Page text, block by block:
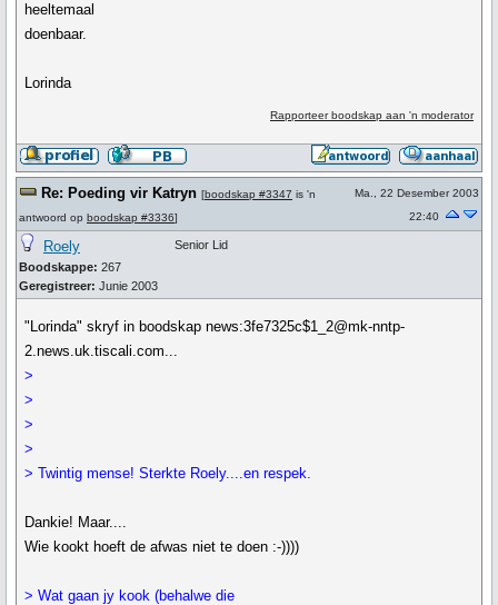
heeltemaal
doenbaar.
Lorinda
Rapporteer boodskap aan 'n moderator
Re: Poeding vir Katryn [boodskap #3347 is 'n
antwoord op boodskap #3336]
Ma., 22 Desember 2003
22:40
Roely
Boodskappe: 267
Geregistreer: Junie 2003
Senior Lid
"Lorinda" skryf in boodskap news:3fe7325c$1_2@mk-nntp-
2.news.uk.tiscali.com...
>
>
>
>
> Twintig mense! Sterkte Roely....en respek.
Dankie! Maar....
Wie kookt hoeft de afwas niet te doen :-))))
> Wat gaan jy kook (behalwe die